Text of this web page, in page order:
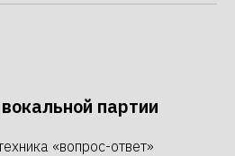
партии
«вопрос-ответ»